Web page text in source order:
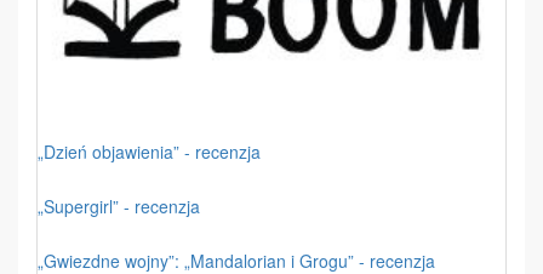
„Dzień objawienia” - recenzja
„Supergirl” - recenzja
„Gwiezdne wojny”: „Mandalorian i Grogu” - recenzja